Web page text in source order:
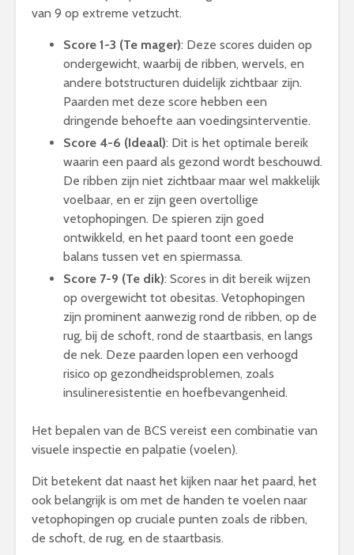
van 9 op extreme vetzucht.
Score 1-3 (Te mager): Deze scores duiden op
ondergewicht, waarbij de ribben, wervels, en
andere botstructuren duidelijk zichtbaar zijn.
Paarden met deze score hebben een
dringende behoefte aan voedingsinterventie.
Score 4-6 (Ideaal): Dit is het optimale bereik
waarin een paard als gezond wordt beschouwd.
De ribben zijn niet zichtbaar maar wel makkelijk
voelbaar, en er zijn geen overtollige
vetophopingen. De spieren zijn goed
ontwikkeld, en het paard toont een goede
balans tussen vet en spiermassa.
Score 7-9 (Te dik): Scores in dit bereik wijzen
op overgewicht tot obesitas. Vetophopingen
zijn prominent aanwezig rond de ribben, op de
rug, bij de schoft, rond de staartbasis, en langs
de nek. Deze paarden lopen een verhoogd
risico op gezondheidsproblemen, zoals
insulineresistentie en hoefbevangenheid.
Het bepalen van de BCS vereist een combinatie van
visuele inspectie en palpatie (voelen).
Dit betekent dat naast het kijken naar het paard, het
ook belangrijk is om met de handen te voelen naar
vetophopingen op cruciale punten zoals de ribben,
de schoft, de rug, en de staartbasis.